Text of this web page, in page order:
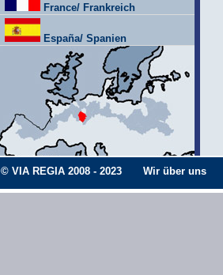
France/ Frankreich
España/ Spanien
© VIA REGIA 2008 - 2023 Wir über uns